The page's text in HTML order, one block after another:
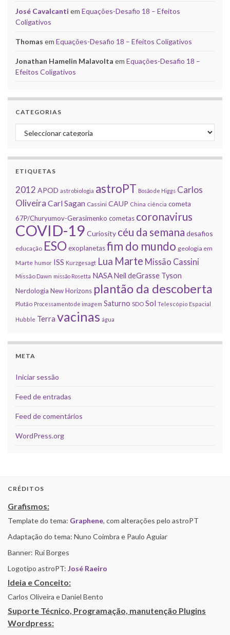
José Cavalcanti em Equações-Desafio 18 – Efeitos
Coligativos
Thomas em Equações-Desafio 18 – Efeitos Coligativos
Jonathan Hamelin Malavolta em Equações-Desafio 18 –
Efeitos Coligativos
CATEGORIAS
Categorias
ETIQUETAS
2012 APOD astrobiologia astroPT Bosão de Higgs Carlos
Oliveira Carl Sagan Cassini CAUP China ciência cometa
67P/Churyumov-Gerasimenko cometas coronavirus
COVID-19 Curiosity céu da semana desafios
educação ESOexoplanetasfim do mundo geologia em
Marte humor ISS Kurzgesagt Lua Marte Missão Cassini
Missão Dawn missão Rosetta NASANeil deGrasse Tyson
Nerdologia New Horizons plantão da descoberta
Plutão Processamento de imagem Saturno SDO Sol Telescópio Espacial
Hubble Terra vacinas água
META
Iniciar sessão
Feed de entradas
Feed de comentários
WordPress.org
CRÉDITOS
Grafismos:
Template do tema: Graphene, com alterações pelo astroPT
Adaptação do tema: Nuno Coimbra e Paulo Aguiar
Banner: Rui Borges
Logotipo astroPT: José Raeiro
Ideia e Conceito:
Carlos Oliveira e Daniel Bento
Suporte Técnico, Programação, manutenção Plugins
Wordpress: